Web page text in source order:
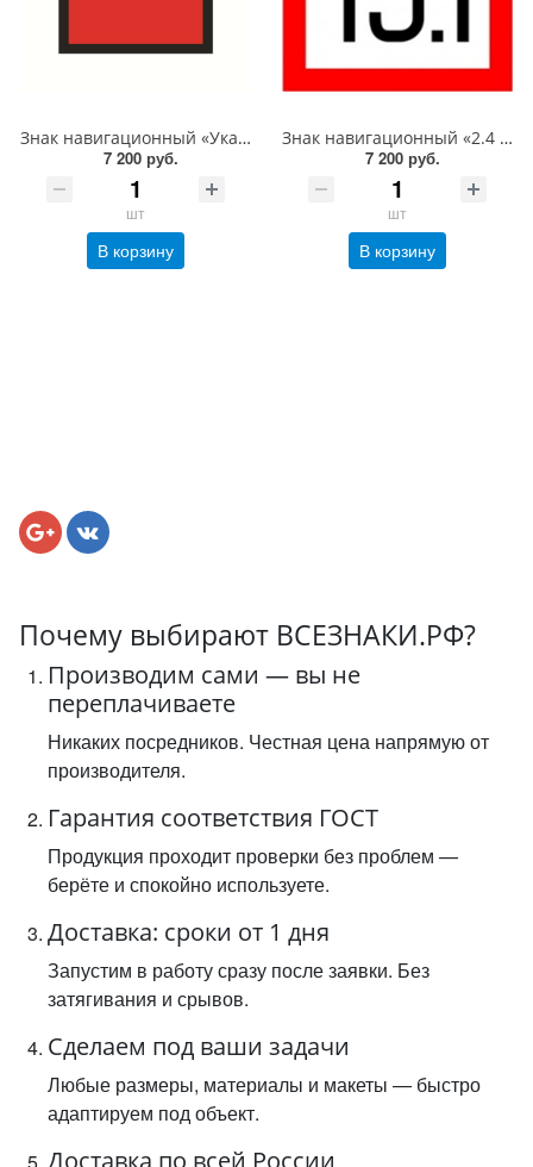
Знак навигационный «Указатель оси судового хода в судоходном пролете моста. Для судов и составов, идущих снизу» 1000х1000 мм, световозвращающий, металл 0.8 мм
7 200 руб.
шт
В корзину
Знак навигационный «2.4 Соблюдать надводный габарит!» 1000х1000 мм, световозвращающий, металл 0.8 мм
7 200 руб.
шт
В корзину
Почему выбирают ВСЕЗНАКИ.РФ?
Производим сами — вы не
переплачиваете
Никаких посредников. Честная цена напрямую от
производителя.
Гарантия соответствия ГОСТ
Продукция проходит проверки без проблем —
берёте и спокойно используете.
Доставка: сроки от 1 дня
Запустим в работу сразу после заявки. Без
затягивания и срывов.
Сделаем под ваши задачи
Любые размеры, материалы и макеты — быстро
адаптируем под объект.
Доставка по всей России